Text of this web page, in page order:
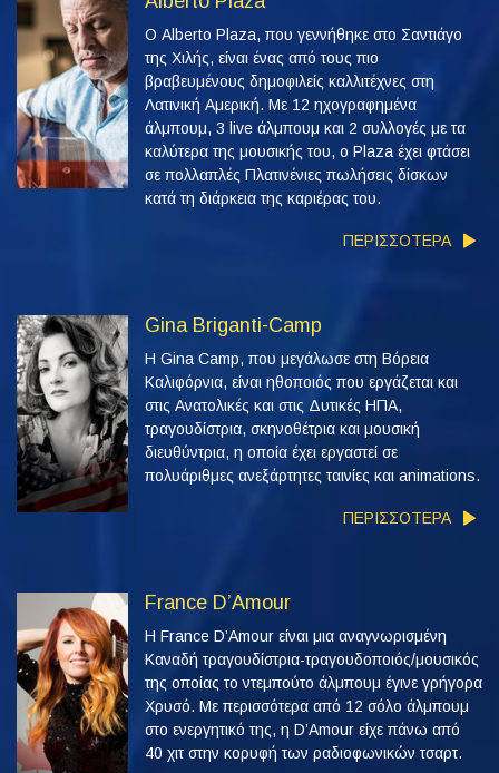
Ο Alberto Plaza, που γεννήθηκε στο Σαντιάγο
της Χιλής, είναι ένας από τους πιο
βραβευμένους δημοφιλείς καλλιτέχνες στη
Λατινική Αμερική. Με 12 ηχογραφημένα
άλμπουμ, 3 live άλμπουμ και 2 συλλογές με τα
καλύτερα της μουσικής του, ο Plaza έχει φτάσει
σε πολλαπλές Πλατινένιες πωλήσεις δίσκων
κατά τη διάρκεια της καριέρας του.
ΠΕΡΙΣΣΟΤΕΡΑ
Gina Briganti-Camp
Η Gina Camp, που μεγάλωσε στη Βόρεια
Καλιφόρνια, είναι ηθοποιός που εργάζεται και
στις Ανατολικές και στις Δυτικές ΗΠΑ,
τραγουδίστρια, σκηνοθέτρια και μουσική
διευθύντρια, η οποία έχει εργαστεί σε
πολυάριθμες ανεξάρτητες ταινίες και animations.
ΠΕΡΙΣΣΟΤΕΡΑ
France D’Amour
Η France D’Amour είναι μια αναγνωρισμένη
Καναδή τραγουδίστρια-τραγουδοποιός/μουσικός
της οποίας το ντεμπούτο άλμπουμ έγινε γρήγορα
Χρυσό. Με περισσότερα από 12 σόλο άλμπουμ
στο ενεργητικό της, η D’Amour είχε πάνω από
40 χιτ στην κορυφή των ραδιοφωνικών τσαρτ.